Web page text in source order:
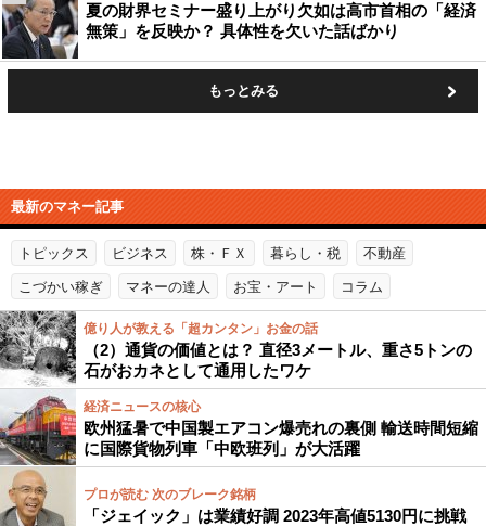
夏の財界セミナー盛り上がり欠如は高市首相の「経済
無策」を反映か？ 具体性を欠いた話ばかり
もっとみる
最新のマネー記事
トピックス ビジネス 株・ＦＸ 暮らし・税 不動産
こづかい稼ぎ マネーの達人 お宝・アート コラム
億り人が教える「超カンタン」お金の話
（2）通貨の価値とは？ 直径3メートル、重さ5トンの
石がおカネとして通用したワケ
経済ニュースの核心
欧州猛暑で中国製エアコン爆売れの裏側 輸送時間短縮
に国際貨物列車「中欧班列」が大活躍
プロが読む 次のブレーク銘柄
「ジェイック」は業績好調 2023年高値5130円に挑戦